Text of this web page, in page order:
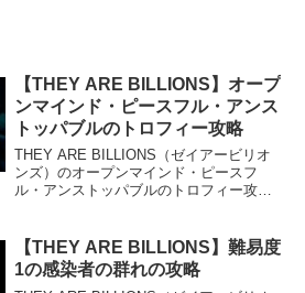
【THEY ARE BILLIONS】オープ
ンマインド・ピースフル・アンス
トッパブルのトロフィー攻略
THEY ARE BILLIONS（ゼイアービリオ
ンズ）のオープンマインド・ピースフ
ル・アンストッパブルのトロフィー攻略
にプレイして取得したものであるため、
必ずしもここ...
【THEY ARE BILLIONS】難易度
1の感染者の群れの攻略